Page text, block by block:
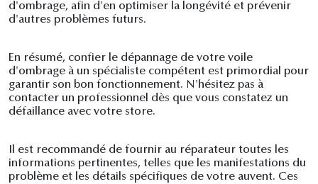
d'ombrage, afin d'en optimiser la longévité et prévenir
d'autres problèmes futurs.
En résumé, confier le dépannage de votre voile
d'ombrage à un spécialiste compétent est primordial pour
garantir son bon fonctionnement. N'hésitez pas à
contacter un professionnel dès que vous constatez un
défaillance avec votre store.
Il est recommandé de fournir au réparateur toutes les
informations pertinentes, telles que les manifestations du
problème et les détails spécifiques de votre auvent. Ces